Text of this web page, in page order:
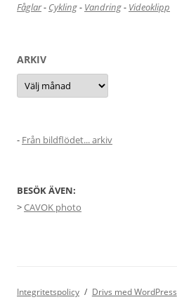
Fåglar- Cykling- Vandring- Videoklipp
ARKIV
Arkiv
- Från bildflödet... arkiv
BESÖK ÄVEN:
>CAVOK photo
Integritetspolicy Drivs med WordPress